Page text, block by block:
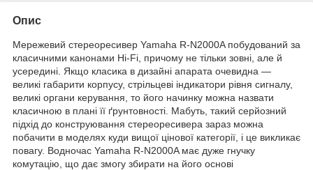
Опис
Мережевий стереоресивер Yamaha R-N2000A побудований за
класичними канонами Hi-Fi, причому не тільки зовні, але й
усередині. Якщо класика в дизайні апарата очевидна —
великі габарити корпусу, стрільцеві індикатори рівня сигналу,
великі органи керування, то його начинку можна назвати
класичною в плані її ґрунтовності. Мабуть, такий серйозний
підхід до конструювання стереоресивера зараз можна
побачити в моделях куди вищої цінової категорії, і це викликає
повагу. Водночас Yamaha R-N2000A має дуже гнучку
комутацію, що дає змогу збирати на його основі